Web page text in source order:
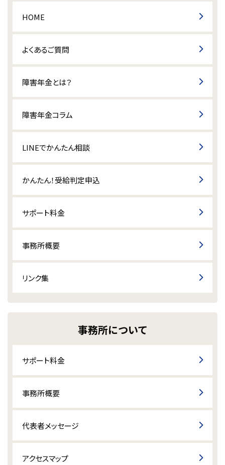
HOME
よくあるご質問
障害年金とは？
障害年金コラム
LINEでかんたん相談
かんたん！受給判定申込
サポート料金
事務所概要
リンク集
事務所について
サポート料金
事務所概要
代表者メッセージ
アクセスマップ